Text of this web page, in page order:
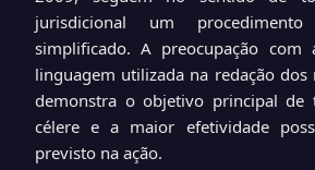
jurisdicional um
simplificado. A preocupação com
linguagem utilizada na redação
demonstra o objetivo principal de
célere e a maior efetividade
previsto na ação.